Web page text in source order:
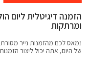
הזמנה דיגיטלית ליום
ומרתקות
נמאס לכם מהזמנות נייר
של היום, אתה יכול ליצור